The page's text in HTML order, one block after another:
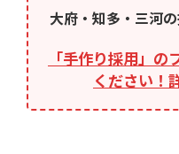
大府・知多・三河
「手作り採用」
ください！